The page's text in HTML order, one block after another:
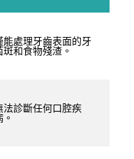
能處理牙齒表面的牙
斑和食物殘渣。
法診斷任何口腔疾